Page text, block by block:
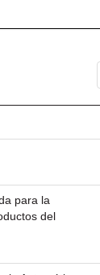
para la
del